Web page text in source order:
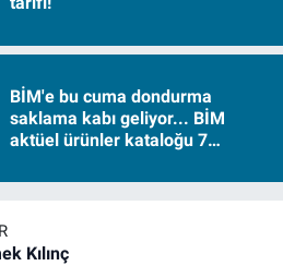
BİM'e bu cuma dondurma
saklama kabı geliyor... BİM
aktüel ürünler kataloğu 7
Kılınç